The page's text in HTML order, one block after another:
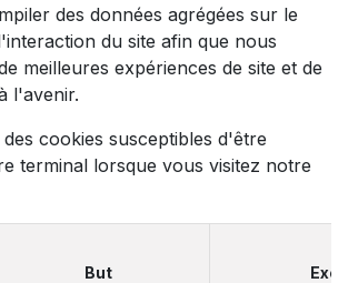
des données agrégées sur le
du site afin que nous
meilleures expériences de site et de
l'avenir.
cookies susceptibles d'être
terminal lorsque vous visitez notre
But